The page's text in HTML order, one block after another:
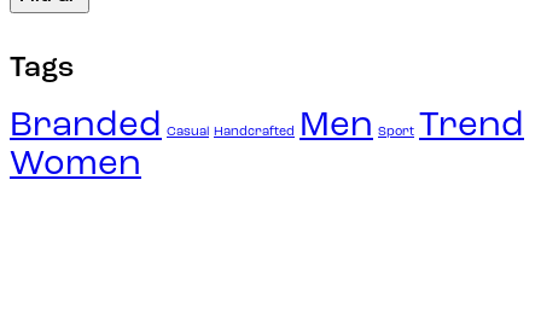
Tags
Branded Casual Handcrafted Men Sport Trend
Women